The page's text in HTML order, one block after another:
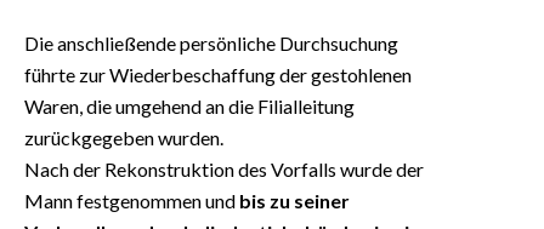
Die anschließende persönliche Durchsuchung
führte zur Wiederbeschaffung der gestohlenen
Waren, die umgehend an die Filialleitung
zurückgegeben wurden.
Nach der Rekonstruktion des Vorfalls wurde der
Mann festgenommen und bis zu seiner